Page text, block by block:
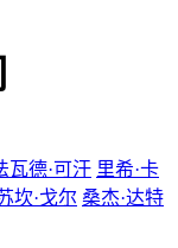
瓦德·可汗 里希·卡
坎·戈尔 桑杰·达特